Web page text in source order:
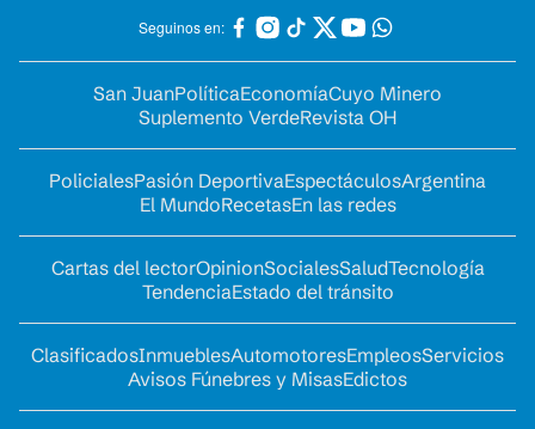
Seguinos en:
San JuanPolíticaEconomíaCuyo Minero
Suplemento VerdeRevista OH
PolicialesPasión DeportivaEspectáculosArgentina
El MundoRecetasEn las redes
Cartas del lectorOpinionSocialesSaludTecnología
TendenciaEstado del tránsito
ClasificadosInmueblesAutomotoresEmpleosServicios
Avisos Fúnebres y MisasEdictos